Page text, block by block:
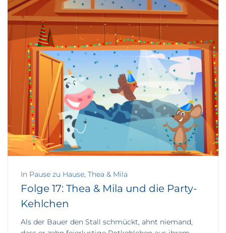
In Pause zu Hause, Thea & Mila
Folge 17: Thea & Mila und die Party-
Kehlchen
Als der Bauer den Stall schmückt, ahnt niemand,